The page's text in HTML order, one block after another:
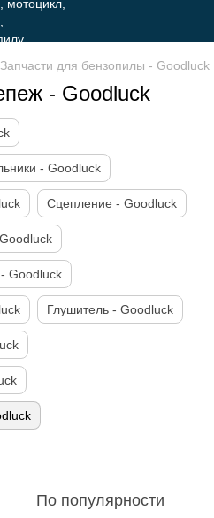
Запчасти для бензопилы - Goodluck
- Goodluck
- Goodluck
Сцепление - Goodluck
Goodluck
Глушитель - Goodluck
По популярности